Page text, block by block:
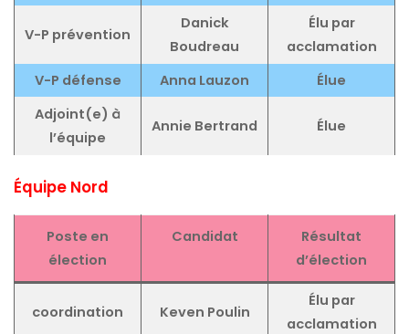
V-P prévention
Danick
Boudreau
Élu par
acclamation
V-P défense
Anna Lauzon
Élue
Adjoint(e) à
l’équipe
Annie Bertrand Élue
Équipe Nord
Poste en
élection
Candidat
Résultat
d’élection
coordination Keven Poulin
Élu par
acclamation